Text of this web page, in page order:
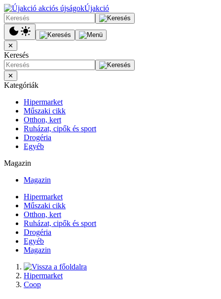
Újakció
✕
Keresés
✕
Kategóriák
Hipermarket
Műszaki cikk
Otthon, kert
Ruházat, cipők és sport
Drogéria
Egyéb
Magazin
Magazin
Hipermarket
Műszaki cikk
Otthon, kert
Ruházat, cipők és sport
Drogéria
Egyéb
Magazin
Hipermarket
Coop